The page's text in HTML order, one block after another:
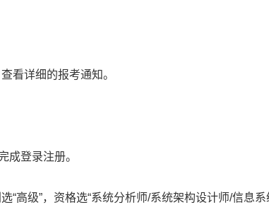
看详细的报考通知。
成登录注册。
高级”，资格选“系统分析师/系统架构设计师/信息系